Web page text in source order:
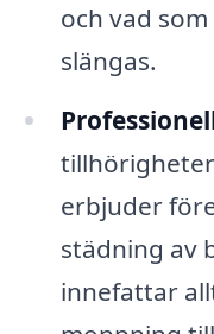
och vad
slängas.
erbjuder
städning av
innefattar